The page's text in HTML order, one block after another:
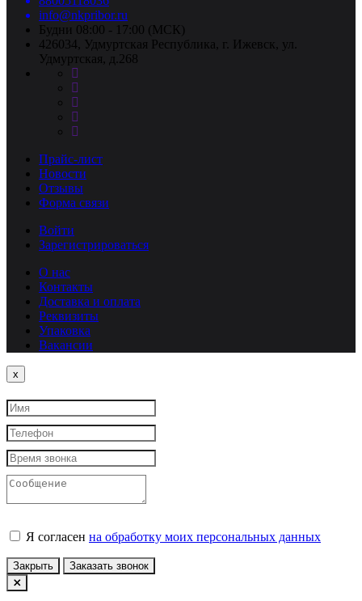
info@nkpribor.ru
Будни 08:00 - 17:00 (МСК)
426034, Удмуртская Республика, г. Ижевск, ул.
Удмуртская, д.268
Прайс-лист
Новости
Отзывы
Форма связи
Войти
Зарегистрироваться
О нас
Контакты
Доставка и оплата
Реквизиты
Упаковка
Вакансии
x
Я согласен на обработку моих персональных данных
Закрыть Заказать звонок